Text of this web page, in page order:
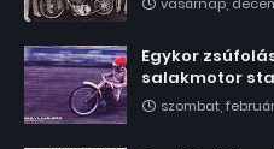
Egykor
salakmotor
szombat, február